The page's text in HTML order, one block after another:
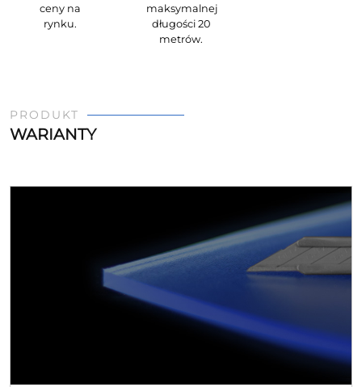
ceny na
rynku.
maksymalnej
długości 20
metrów.
PRODUKT
WARIANTY